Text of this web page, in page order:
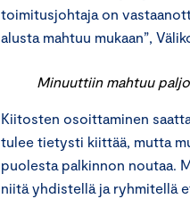
toimitusjohtaja on
alusta mahtuu mukaan”,
Minuuttiin mahtuu
Kiitosten osoittaminen
tulee tietysti kiittää, mutta
puolesta palkinnon noutaa.
niitä yhdistellä ja ryhmitellä